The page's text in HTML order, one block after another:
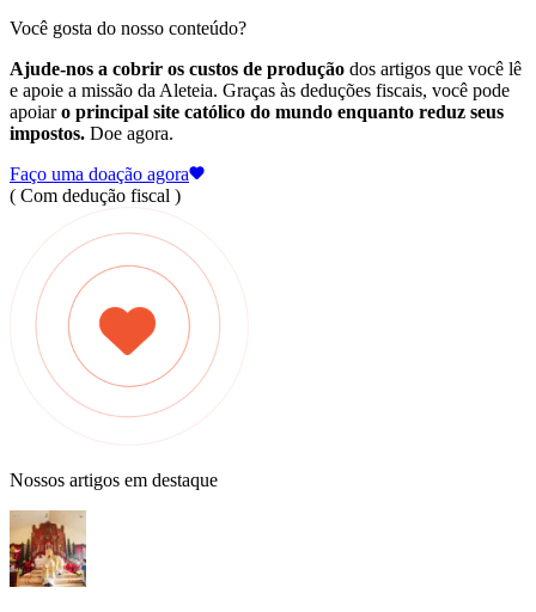
Você gosta do nosso conteúdo?
Ajude-nos a cobrir os custos de produção dos artigos que você lê
e apoie a missão da Aleteia. Graças às deduções fiscais, você pode
apoiaro principal site católico do mundo enquanto reduz seus
impostos. Doe agora.
Faço uma doação agora
( Com dedução fiscal )
Nossos artigos em destaque